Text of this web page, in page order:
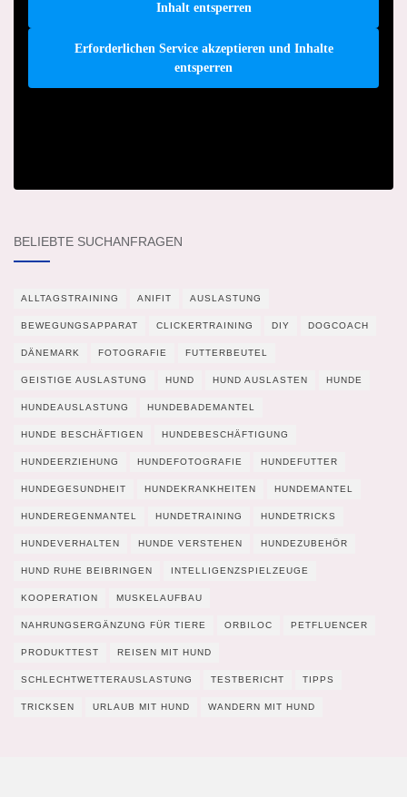
Inhalt entsperren
Erforderlichen Service akzeptieren und Inhalte
entsperren
BELIEBTE SUCHANFRAGEN
ALLTAGSTRAINING ANIFIT AUSLASTUNG
BEWEGUNGSAPPARAT CLICKERTRAINING DIY DOGCOACH
DÄNEMARK FOTOGRAFIE FUTTERBEUTEL
GEISTIGE AUSLASTUNG HUND HUND AUSLASTEN HUNDE
HUNDEAUSLASTUNG HUNDEBADEMANTEL
HUNDE BESCHÄFTIGEN HUNDEBESCHÄFTIGUNG
HUNDEERZIEHUNG HUNDEFOTOGRAFIE HUNDEFUTTER
HUNDEGESUNDHEIT HUNDEKRANKHEITEN HUNDEMANTEL
HUNDEREGENMANTEL HUNDETRAINING HUNDETRICKS
HUNDEVERHALTEN HUNDE VERSTEHEN HUNDEZUBEHÖR
HUND RUHE BEIBRINGEN INTELLIGENZSPIELZEUGE
KOOPERATION MUSKELAUFBAU
NAHRUNGSERGÄNZUNG FÜR TIERE ORBILOC PETFLUENCER
PRODUKTTEST REISEN MIT HUND
SCHLECHTWETTERAUSLASTUNG TESTBERICHT TIPPS
TRICKSEN URLAUB MIT HUND WANDERN MIT HUND